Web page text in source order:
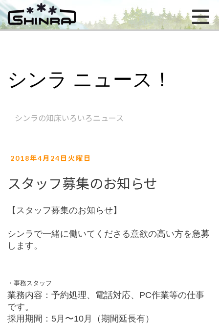
シンラ ニュース！
シンラの知床いろいろニュース
2018年4月24日火曜日
スタッフ募集のお知らせ
【スタッフ募集のお知らせ】
シンラで一緒に働いてくださる意欲の高い方を急募
します。
・事務スタッフ
業務内容：予約処理、電話対応、PC作業等の仕事
です。
採用期間：5月〜10月（期間延長有）